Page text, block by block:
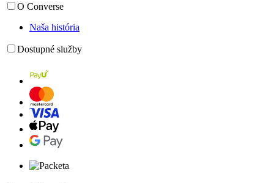
O Converse
Naša história
Dostupné služby